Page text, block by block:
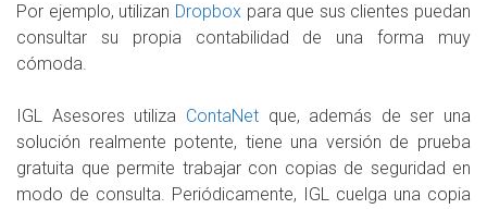
Por ejemplo, utilizan Dropboxpara que sus clientes puedan
consultar su propia contabilidad de una forma muy
cómoda.
IGL Asesores utiliza ContaNetque, además de ser una
solución realmente potente, tiene una versión de prueba
gratuita que permite trabajar con copias de seguridad en
modo de consulta. Periódicamente, IGL cuelga una copia